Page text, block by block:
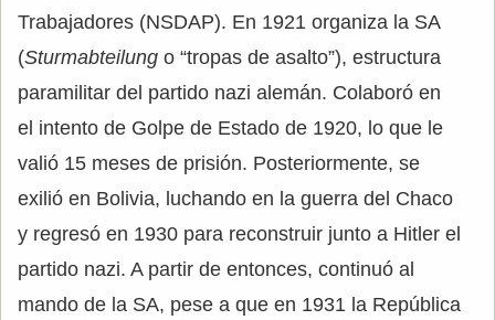
Trabajadores (NSDAP). En 1921 organiza la SA
(Sturmabteilung o “tropas de asalto”), estructura
paramilitar del partido nazi alemán. Colaboró en
el intento de Golpe de Estado de 1920, lo que le
valió 15 meses de prisión. Posteriormente, se
exilió en Bolivia, luchando en la guerra del Chaco
y regresó en 1930 para reconstruir junto a Hitler el
partido nazi. A partir de entonces, continuó al
mando de la SA, pese a que en 1931 la República